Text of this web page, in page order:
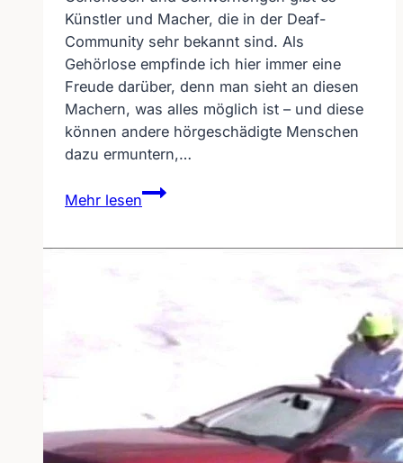
Künstler und Macher, die in der Deaf-
Community sehr bekannt sind. Als
Gehörlose empfinde ich hier immer eine
Freude darüber, denn man sieht an diesen
Machern, was alles möglich ist – und diese
können andere hörgeschädigte Menschen
dazu ermuntern,…
Mehr lesen
Interview
–
Simone
Lönne